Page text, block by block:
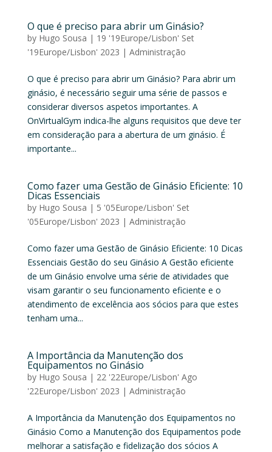
O que é preciso para abrir um Ginásio?
by Hugo Sousa | 19 '19Europe/Lisbon' Set
'19Europe/Lisbon' 2023 | Administração
O que é preciso para abrir um Ginásio? Para abrir um
ginásio, é necessário seguir uma série de passos e
considerar diversos aspetos importantes. A
OnVirtualGym indica-lhe alguns requisitos que deve ter
em consideração para a abertura de um ginásio. É
importante...
Como fazer uma Gestão de Ginásio Eficiente: 10
Dicas Essenciais
by Hugo Sousa | 5 '05Europe/Lisbon' Set
'05Europe/Lisbon' 2023 | Administração
Como fazer uma Gestão de Ginásio Eficiente: 10 Dicas
Essenciais Gestão do seu Ginásio A Gestão eficiente
de um Ginásio envolve uma série de atividades que
visam garantir o seu funcionamento eficiente e o
atendimento de excelência aos sócios para que estes
tenham uma...
A Importância da Manutenção dos
Equipamentos no Ginásio
by Hugo Sousa | 22 '22Europe/Lisbon' Ago
'22Europe/Lisbon' 2023 | Administração
A Importância da Manutenção dos Equipamentos no
Ginásio Como a Manutenção dos Equipamentos pode
melhorar a satisfação e fidelização dos sócios A